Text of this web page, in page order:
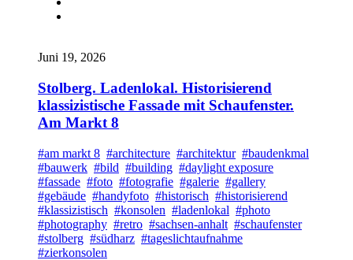
Juni 19, 2026
Stolberg. Ladenlokal. Historisierend
klassizistische Fassade mit Schaufenster.
Am Markt 8
#am markt 8 #architecture #architektur #baudenkmal
#bauwerk #bild #building #daylight exposure
#fassade #foto #fotografie #galerie #gallery
#gebäude #handyfoto #historisch #historisierend
#klassizistisch #konsolen #ladenlokal #photo
#photography #retro #sachsen-anhalt #schaufenster
#stolberg #südharz #tageslichtaufnahme
#zierkonsolen